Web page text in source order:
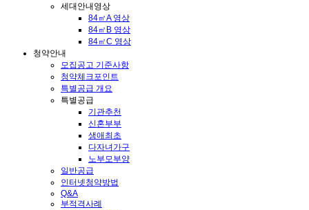
세대안내영상
84㎡A 영상
84㎡B 영상
84㎡C 영상
청약안내
모집공고 기준사항
청약체크포인트
특별공급 개요
특별공급
기관추천
신혼부부
생애최초
다자녀가구
노부모부양
일반공급
인터넷청약방법
Q&A
부적격사례